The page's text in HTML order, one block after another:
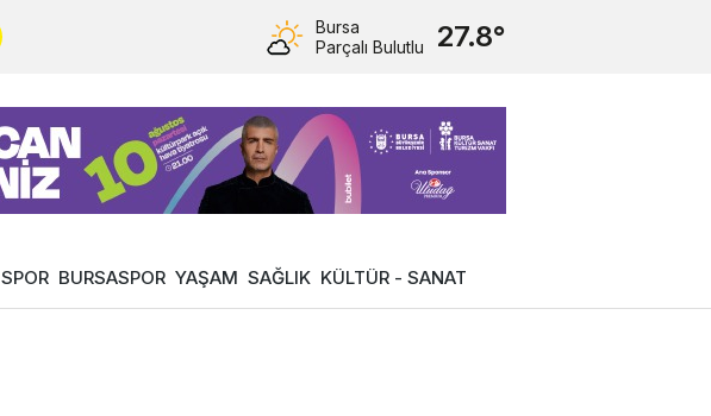
Bursa
Parçalı Bulutlu
27.8°
SPOR BURSASPOR YAŞAM SAĞLIK KÜLTÜR - SANAT